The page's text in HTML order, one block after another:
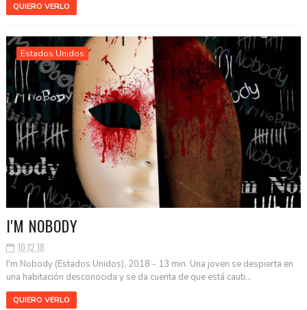
QUIERO VERLO
Estados Unidos
I'M NOBODY
10.12.18
I'm Nobody (Estados Unidos), 2018 - 13 min. Una joven se despierta en
una habitación desconocida y se da cuenta de que está cauti...
QUIERO VERLO